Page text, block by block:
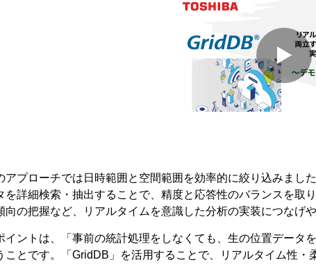
アプローチでは日時範囲と空間範囲を効率的に絞り込みまし
を詳細検索・抽出することで、精度と応答性のバランスを取
向の把握など、リアルタイムを意識した分析の実装につなげや
イントは、「事前の統計処理をしなくても、生の位置デー
ことです。「GridDB」を活用することで、リアルタイム性